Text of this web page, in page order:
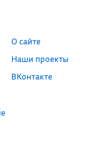
О сайте
Наши проекты
ВКонтакте